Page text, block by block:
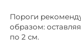
Пороги
образом:
по 2 см.